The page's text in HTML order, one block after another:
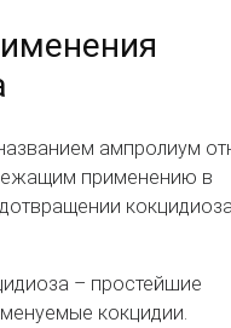
ампролиум
применению в
– простейшие
кокцидии.